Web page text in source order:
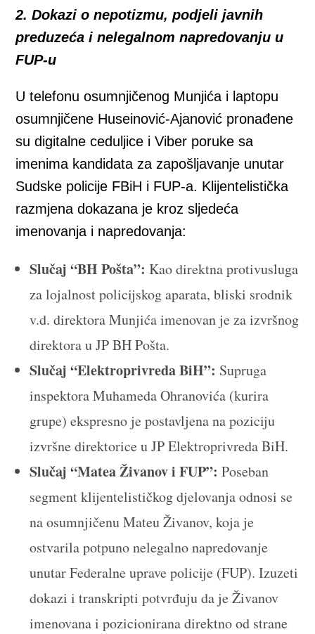
2. Dokazi o nepotizmu, podjeli javnih
preduzeća i nelegalnom napredovanju u
FUP-u
U telefonu osumnjičenog Munjića i laptopu
osumnjičene Huseinović-Ajanović pronađene
su digitalne ceduljice i Viber poruke sa
imenima kandidata za zapošljavanje unutar
Sudske policije FBiH i FUP-a. Klijentelistička
razmjena dokazana je kroz sljedeća
imenovanja i napredovanja:
Slučaj “BH Pošta”: Kao direktna protivusluga
za lojalnost policijskog aparata, bliski srodnik
v.d. direktora Munjića imenovan je za izvršnog
direktora u JP BH Pošta.
Slučaj “Elektroprivreda BiH”: Supruga
inspektora Muhameda Ohranovića (kurira
grupe) ekspresno je postavljena na poziciju
izvršne direktorice u JP Elektroprivreda BiH.
Slučaj “Matea Živanov i FUP”: Poseban
segment klijentelističkog djelovanja odnosi se
na osumnjičenu Mateu Živanov, koja je
ostvarila potpuno nelegalno napredovanje
unutar Federalne uprave policije (FUP). Izuzeti
dokazi i transkripti potvrđuju da je Živanov
imenovana i pozicionirana direktno od strane